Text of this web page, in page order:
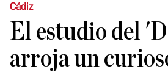
Cádiz
El estudio del
arroja un